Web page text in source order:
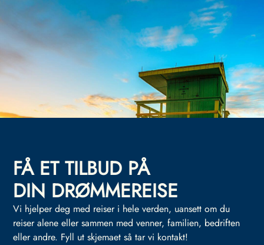
FÅ ET TILBUD PÅ
DIN DRØMMEREISE
Vi hjelper deg med reiser i hele verden, uansett om du
reiser alene eller sammen med venner, familien, bedriften
eller andre. Fyll ut skjemaet så tar vi kontakt!